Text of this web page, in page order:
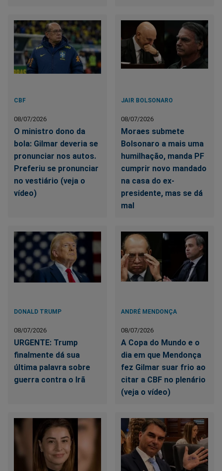
CBF
08/07/2026
O ministro dono da
bola: Gilmar deveria se
pronunciar nos autos.
Preferiu se pronunciar
no vestiário (veja o
vídeo)
JAIR BOLSONARO
08/07/2026
Moraes submete
Bolsonaro a mais uma
humilhação, manda PF
cumprir novo mandado
na casa do ex-
presidente, mas se dá
mal
DONALD TRUMP
08/07/2026
URGENTE: Trump
finalmente dá sua
última palavra sobre
guerra contra o Irã
ANDRÉ MENDONÇA
08/07/2026
A Copa do Mundo e o
dia em que Mendonça
fez Gilmar suar frio ao
citar a CBF no plenário
(veja o vídeo)